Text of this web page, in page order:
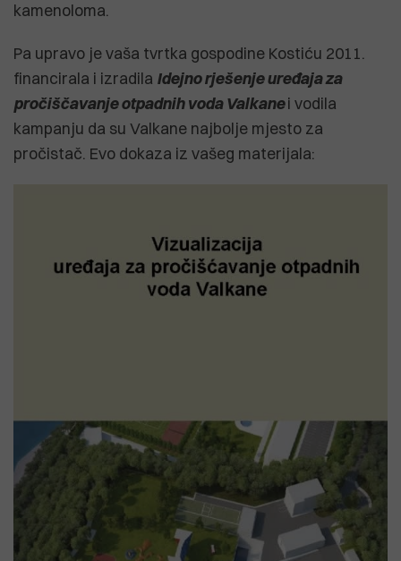
kamenoloma.
Pa upravo je vaša tvrtka gospodine Kostiću 2011.
financirala i izradila Idejno rješenje uređaja za
pročiščavanje otpadnih voda Valkanei vodila
kampanju da su Valkane najbolje mjesto za
pročistač. Evo dokaza iz vašeg materijala: